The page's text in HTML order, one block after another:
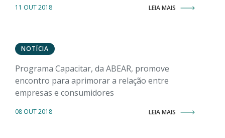
11 OUT 2018 LEIA MAIS
NOTÍCIA
Programa Capacitar, da ABEAR, promove
encontro para aprimorar a relação entre
empresas e consumidores
08 OUT 2018 LEIA MAIS